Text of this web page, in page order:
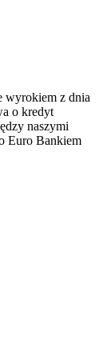
wyrokiem z dnia
o kredyt
naszymi
Euro Bankiem